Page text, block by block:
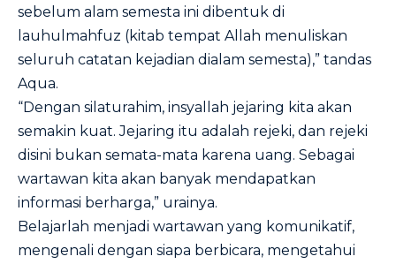
sebelum alam semesta ini dibentuk di
lauhulmahfuz (kitab tempat Allah menuliskan
seluruh catatan kejadian dialam semesta),” tandas
Aqua.
“Dengan silaturahim, insyallah jejaring kita akan
semakin kuat. Jejaring itu adalah rejeki, dan rejeki
disini bukan semata-mata karena uang. Sebagai
wartawan kita akan banyak mendapatkan
informasi berharga,” urainya.
Belajarlah menjadi wartawan yang komunikatif,
mengenali dengan siapa berbicara, mengetahui